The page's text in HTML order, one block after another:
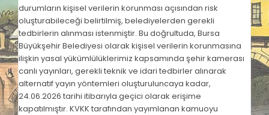
durumların kişisel verilerin korunması açısından risk
oluşturabileceği belirtilmiş, belediyelerden gerekli
tedbirlerin alınması istenmiştir. Bu doğrultuda, Bursa
Büyükşehir Belediyesi olarak kişisel verilerin korunmasına
ilişkin yasal yükümlülüklerimiz kapsamında şehir kamerası
canlı yayınları, gerekli teknik ve idari tedbirler alınarak
alternatif yayın yöntemleri oluşturuluncaya kadar,
24.06.2026 tarihi itibarıyla geçici olarak erişime
kapatılmıştır. KVKK tarafından yayımlanan kamuoyu